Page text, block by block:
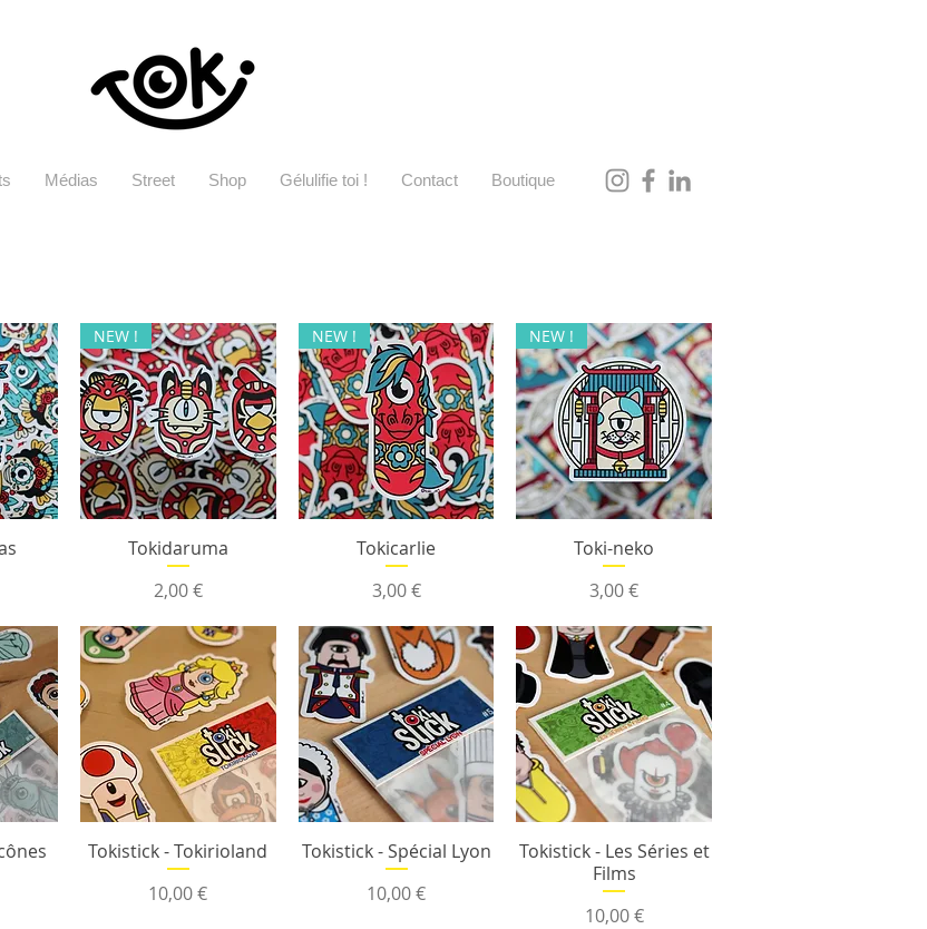
Médias Street Shop Gélulifie toi ! Contact Boutique
NEW !
Tokidaruma
Prix
2,00 €
NEW !
Tokicarlie
Prix
3,00 €
NEW !
Toki-neko
Prix
3,00 €
Tokistick - Tokirioland
Prix
10,00 €
Tokistick - Spécial Lyon
Prix
10,00 €
Tokistick - Les Séries et
Films
Prix
10,00 €